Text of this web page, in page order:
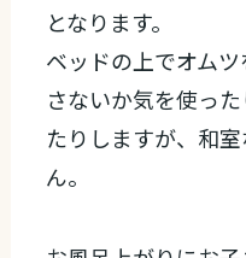
となります。
ベッドの上でオム
さないか気を使っ
たりしますが、和
ん。